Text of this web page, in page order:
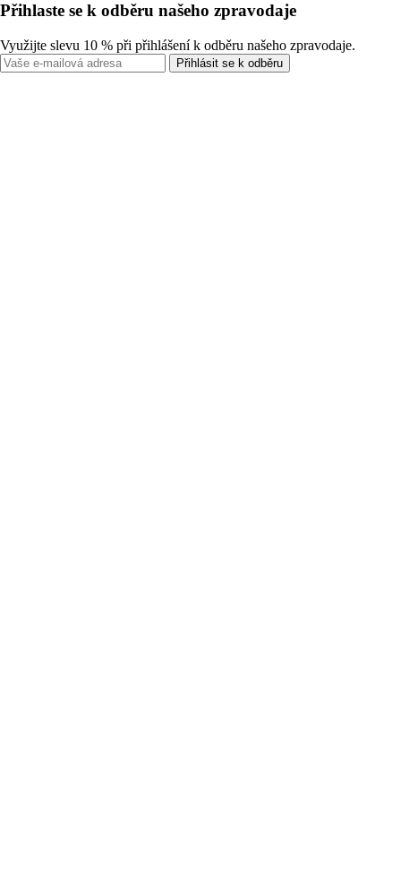
Přihlaste se k odběru našeho zpravodaje
Využijte slevu 10 % při přihlášení k odběru našeho zpravodaje.
Přihlásit se k odběru